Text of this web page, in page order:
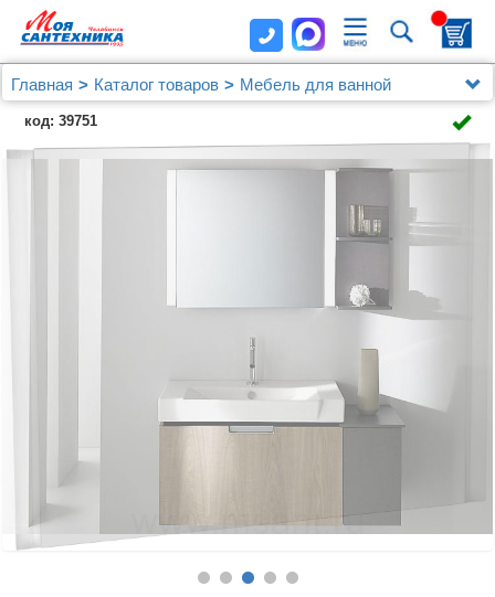
Главная Каталог товаров
Мебель для ванной
Зеркала
Зеркало Jacob Delafon Reve EB582 80 см
код: 39751